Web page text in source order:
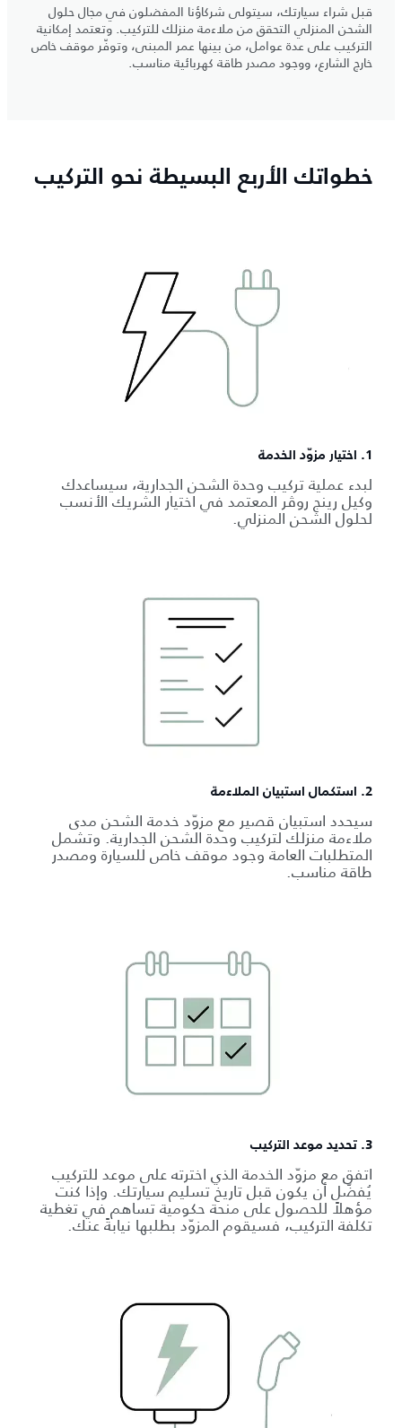
قبل شراء سيارتك، سيتولى شركاؤنا المفضلون في مجال حلول
الشحن المنزلي التحقق من ملاءمة منزلك للتركيب. وتعتمد إمكانية
التركيب على عدة عوامل، من بينها عمر المبنى، وتوفّر موقف خاص
خارج الشارع، ووجود مصدر طاقة كهربائية مناسب.
خطواتك الأربع البسيطة نحو التركيب
1. اختيار مزوّد الخدمة
لبدء عملية تركيب وحدة الشحن الجدارية، سيساعدك
وكيل رينج روڤر المعتمد في اختيار الشريك الأنسب
لحلول الشحن المنزلي.
2. استكمال استبيان الملاءمة
سيحدد استبيان قصير مع مزوّد خدمة الشحن مدى
ملاءمة منزلك لتركيب وحدة الشحن الجدارية. وتشمل
المتطلبات العامة وجود موقف خاص للسيارة ومصدر
طاقة مناسب.
3. تحديد موعد التركيب
اتفق مع مزوّد الخدمة الذي اخترته على موعد للتركيب
يُفضّل أن يكون قبل تاريخ تسليم سيارتك. وإذا كنت
مؤهلاً للحصول على منحة حكومية تساهم في تغطية
تكلفة التركيب، فسيقوم المزوّد بطلبها نيابةً عنك.